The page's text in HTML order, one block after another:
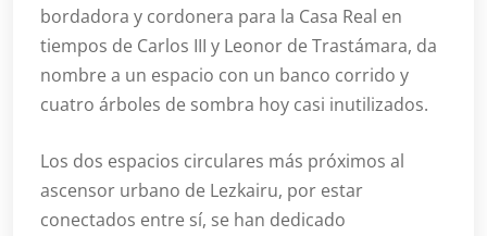
bordadora y cordonera para la Casa Real en
tiempos de Carlos III y Leonor de Trastámara, da
nombre a un espacio con un banco corrido y
cuatro árboles de sombra hoy casi inutilizados.
Los dos espacios circulares más próximos al
ascensor urbano de Lezkairu, por estar
conectados entre sí, se han dedicado